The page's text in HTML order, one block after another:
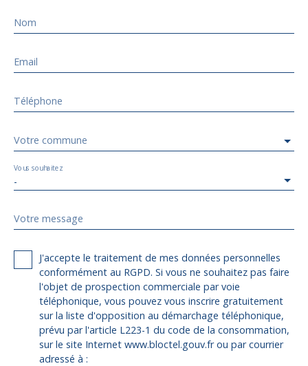
Nom
Email
Téléphone
Votre commune
-
Vous souhaitez
Votre message
J'accepte le traitement de mes données personnelles
conformément au RGPD. Si vous ne souhaitez pas faire
l'objet de prospection commerciale par voie
téléphonique, vous pouvez vous inscrire gratuitement
sur la liste d'opposition au démarchage téléphonique,
prévu par l'article L223-1 du code de la consommation,
sur le site Internet www.bloctel.gouv.fr ou par courrier
adressé à :